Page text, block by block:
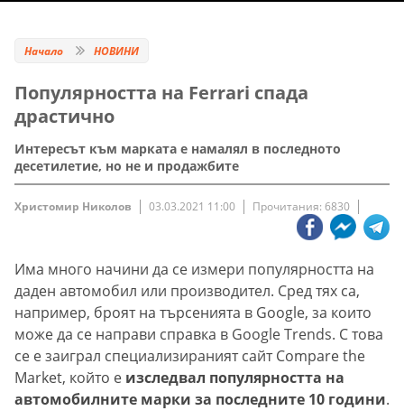
Начало НОВИНИ
Популярността на Ferrari спада
драстично
Интересът към марката е намалял в последното
десетилетие, но не и продажбите
Христомир Николов 03.03.2021 11:00 Прочитания: 6830
Има много начини да се измери популярността на
даден автомобил или производител. Сред тях са,
например, броят на търсенията в Google, за които
може да се направи справка в Google Trends. С това
се е заиграл специализираният сайт Compare the
Market, който е изследвал популярността на
автомобилните марки за последните 10 години.